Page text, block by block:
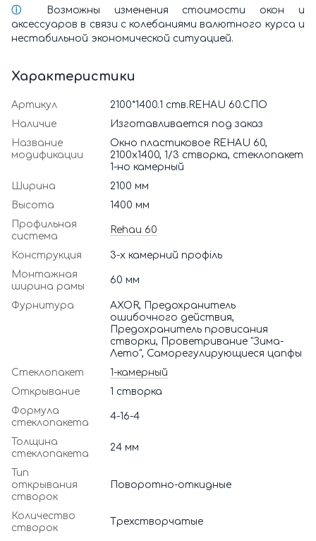
ⓘ
Возможны изменения стоимости окон и
аксессуаров в связи с колебаниями валютного курса и
нестабильной экономической ситуацией.
Характеристики
Артикул
2100*1400.1 ств.REHAU 60.СПО
Наличие
Изготавливается под заказ
Название
модификации
Окно пластиковое REHAU 60,
2100х1400, 1/3 створка, стеклопакет
1-но камерный
Ширина
2100 мм
Высота
1400 мм
Профильная
система
Rehau 60
Конструкция
3-х камерний профіль
Монтажная
ширина рамы
60 мм
Фурнитура
AXOR, Предохранитель
ошибочного действия,
Предохранитель провисания
створки, Проветривание "Зима-
Лето", Саморегулирующиеся цапфы
Стеклопакет
1-камерный
Открывание
1 створка
Формула
стеклопакета
4-16-4
Толщина
стеклопакета
24 мм
Тип
открывания
створок
Поворотно-откидные
Количество
створок
Трехстворчатые